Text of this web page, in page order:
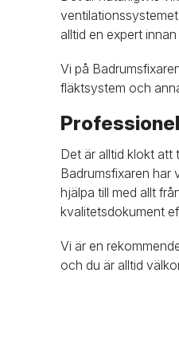
alltid en expert
Vi på
fläktsystem och
Det är alltid klokt att
Badrumsfixaren har
hjälpa till med allt
kvalitetsdokument
Vi är en
och du är alltid